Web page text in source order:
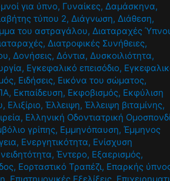
για ύπνο, Γυναίκες, Δαμάσκηνα,
τύπου 2, Διάγνωση, Διάθεση,
του αστραγάλου, Διαταραχές
, Διατροφικές Συνήθειες,
, Δονήσεις, Δόντια, Δυσκοιλιότητα,
, Εγκεφαλικό επεισόδιο,
, Ειδήσεις, Εικόνα του σώματος,
, Εκπαίδευση, Εκφοβισμός, Εκφύλιση
, Ελιξίριο,Έλλειψη,Έλλειψη βιταμίνης,
, Ελληνική Οδοντιατρική
γρίπης, Εμμηνόπαυση,Έμμηνος
, Ενεργητικότητα, Ενίσχυση
,Έντερο, Εξαερισμός,
, Εορταστικό Τραπέζι, Επαρκής